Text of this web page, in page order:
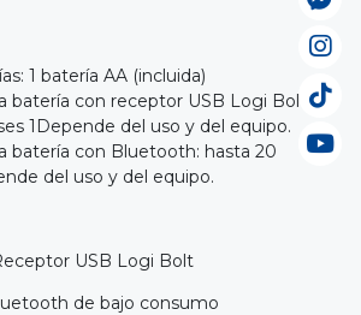
1 batería AA (incluida)
batería con receptor USB Logi Bolt:
1Depende del uso y del equipo.
batería con Bluetooth: hasta 20
del uso y del equipo.
USB Logi Bolt
de bajo consumo